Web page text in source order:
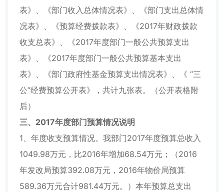
表》、《部门收入总体情况表》、《部门支出总体情
况表》、《预算经费拨款表》、《2017年财政拨款
收支总表》、《2017年度部门一般公共预算支出
表》、《2017年度部门一般公共预算基本支出
表》、《部门政府性基金预算支出情况表》、《 “三
公”经费预算公开表》，共计九张表。（公开表格附
后）
三、2017年度部门预算情况说明
1、年度收支预算情况。我部门2017年度预算总收入
1049.98万元，比2016年增加68.54万元；（2016
年发改局预算392.08万元，2016年物价局预算
589.36万元合计981.44万元。）本年预算总支出